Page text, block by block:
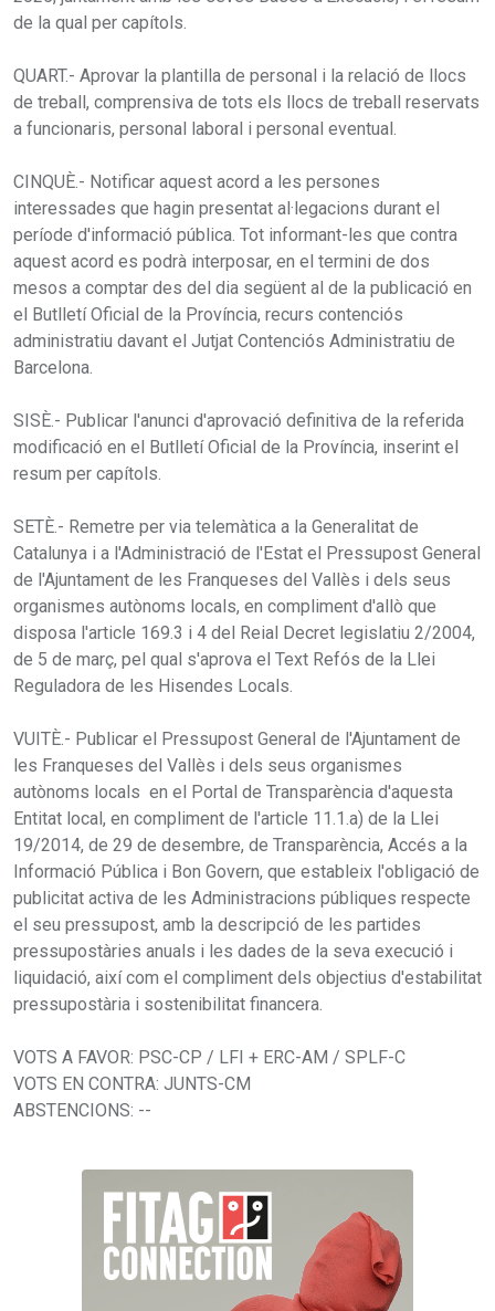
de la qual per capítols.
QUART.- Aprovar la plantilla de personal i la relació de llocs
de treball, comprensiva de tots els llocs de treball reservats
a funcionaris, personal laboral i personal eventual.
CINQUÈ.- Notificar aquest acord a les persones
interessades que hagin presentat al·legacions durant el
període d'informació pública. Tot informant-les que contra
aquest acord es podrà interposar, en el termini de dos
mesos a comptar des del dia següent al de la publicació en
el Butlletí Oficial de la Província, recurs contenciós
administratiu davant el Jutjat Contenciós Administratiu de
Barcelona.
SISÈ.- Publicar l'anunci d'aprovació definitiva de la referida
modificació en el Butlletí Oficial de la Província, inserint el
resum per capítols.
SETÈ.- Remetre per via telemàtica a la Generalitat de
Catalunya i a l'Administració de l'Estat el Pressupost General
de l'Ajuntament de les Franqueses del Vallès i dels seus
organismes autònoms locals, en compliment d'allò que
disposa l'article 169.3 i 4 del Reial Decret legislatiu 2/2004,
de 5 de març, pel qual s'aprova el Text Refós de la Llei
Reguladora de les Hisendes Locals.
VUITÈ.- Publicar el Pressupost General de l'Ajuntament de
les Franqueses del Vallès i dels seus organismes
autònoms locals en el Portal de Transparència d'aquesta
Entitat local, en compliment de l'article 11.1.a) de la Llei
19/2014, de 29 de desembre, de Transparència, Accés a la
Informació Pública i Bon Govern, que estableix l'obligació de
publicitat activa de les Administracions públiques respecte
el seu pressupost, amb la descripció de les partides
pressupostàries anuals i les dades de la seva execució i
liquidació, així com el compliment dels objectius d'estabilitat
pressupostària i sostenibilitat financera.
VOTS A FAVOR: PSC-CP / LFI + ERC-AM / SPLF-C
VOTS EN CONTRA: JUNTS-CM
ABSTENCIONS: --